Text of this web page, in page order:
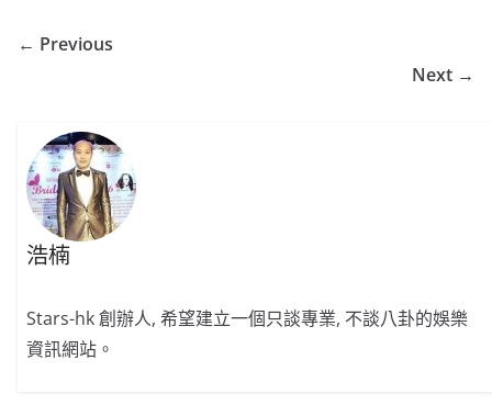
← Previous
Next →
浩楠
Stars-hk 創辦人, 希望建立一個只談專業, 不談八卦的娛樂
資訊網站。